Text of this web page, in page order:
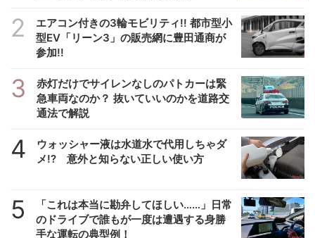
2
エアコン付きの3輪モビリティ!! 都市型小
型EV「リーン3」の販売網に豊田通商が
参加!!
3
赤灯だけでサイレンなしのパトカーは緊
急車両なのか？ 抜いていいのかを道路交
通法で解説
4
ウォッシャー液は水道水で代用しちゃダ
メ!? 意外と知らない正しい使い方
5
「これは本当に勘弁してほしい……」日常
のドライブで誰もが一度は遭遇する身勝
手な運転の典型例！